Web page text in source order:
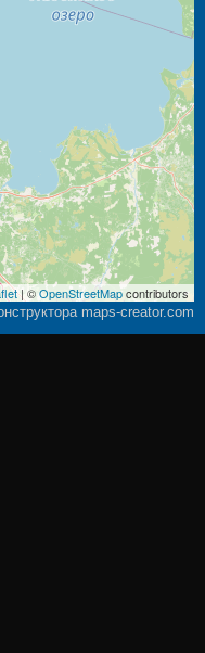
| ©OpenStreetMapcontributors
maps-creator.com